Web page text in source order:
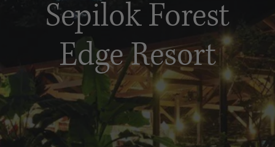
Sepilok Forest
Edge Resort